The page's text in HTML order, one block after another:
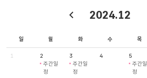
2024.12
일 월 화 수 목
1
2
주간일
정
3
주간일
정
4
5
주간일
정